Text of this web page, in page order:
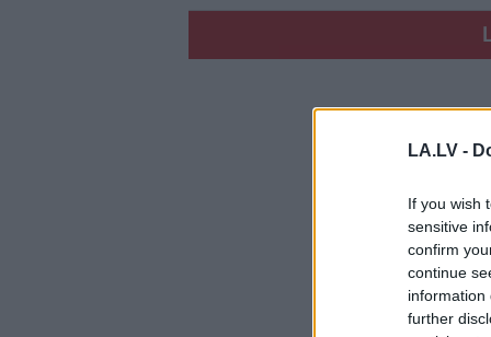
LA.LV -
If you wish
sensitive
confirm
continue
information
further